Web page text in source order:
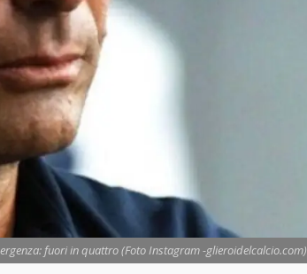
fuori in quattro (Foto Instagram -glieroidelcalcio.com)